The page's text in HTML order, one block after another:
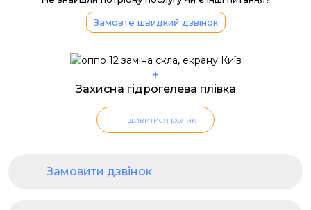
Замовте швидкий дзвінок
+
Захисна гідрогелева плівка
дивитися ролик
Замовити дзвінок